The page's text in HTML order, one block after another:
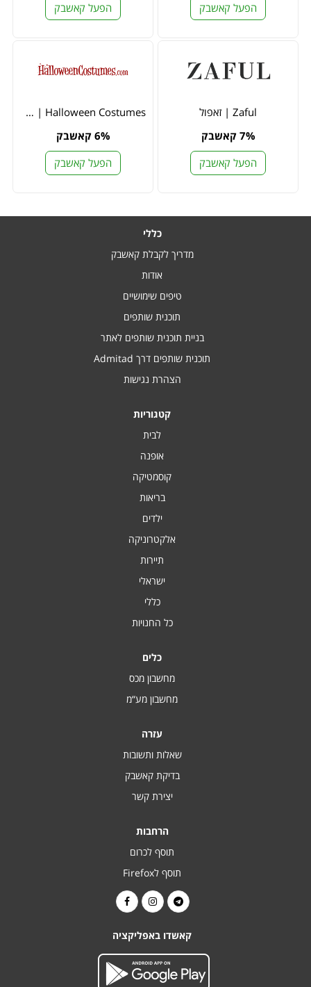
הפעל קאשבק
הפעל קאשבק
Zaful | זאפול
7% קאשבק
הפעל קאשבק
Halloween Costumes | הלווין קוסטיומס
6% קאשבק
הפעל קאשבק
כללי
מדריך לקבלת קאשבק
אודות
טיפים שימושיים
תוכנית שותפים
בניית תוכנית שותפים לאתר
תוכנית שותפים דרך Admitad
הצהרת נגישות
קטגוריות
לבית
אופנה
קוסמטיקה
בריאות
ילדים
אלקטרוניקה
תיירות
ישראלי
כללי
כל החנויות
כלים
מחשבון מכס
מחשבון מע“מ
עזרה
שאלות ותשובות
בדיקת קאשבק
יצירת קשר
הרחבות
תוסף לכרום
תוסף לFirefox
קאשדו באפליקציה